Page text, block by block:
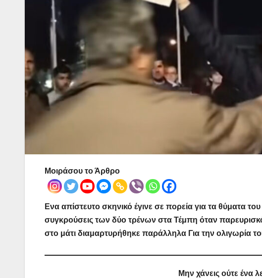
Μοιράσου το Άρθρο
Ενα απίστευτο σκηνικό έγινε σε πορεία για τα θύματα
συγκρούσεις των δύο τρένων στα Τέμπη όταν
στο μάτι διαμαρτυρήθηκε παράλληλα Για την ολιγωρία
Μην χάνεις ούτε ένα